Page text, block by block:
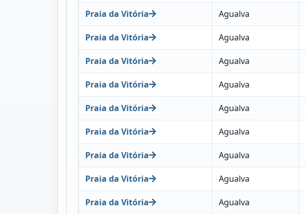
Praia da Vitória Agualva
Praia da Vitória Agualva
Praia da Vitória Agualva
Praia da Vitória Agualva
Praia da Vitória Agualva
Praia da Vitória Agualva
Praia da Vitória Agualva
Praia da Vitória Agualva
Praia da Vitória Agualva